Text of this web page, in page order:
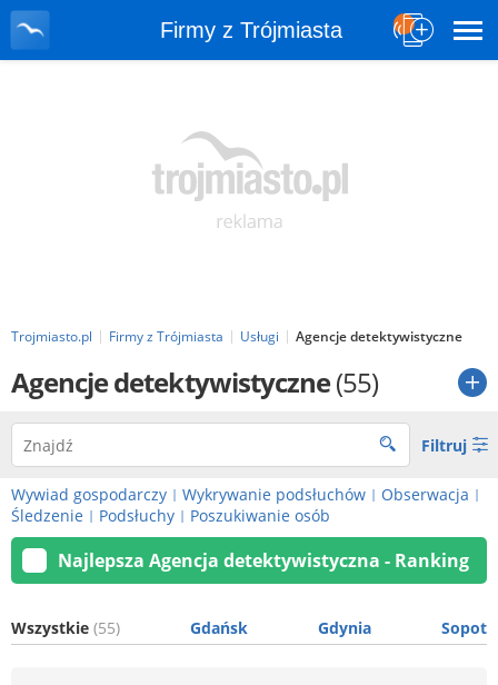
Firmy z Trójmiasta
Trojmiasto.pl Firmy z Trójmiasta Usługi Agencje detektywistyczne
Agencje detektywistyczne(55)
Filtruj
Wywiad gospodarczy | Wykrywanie podsłuchów | Obserwacja |
Śledzenie | Podsłuchy | Poszukiwanie osób
Najlepsza Agencja detektywistyczna - Ranking
Wszystkie (55) Gdańsk Gdynia Sopot